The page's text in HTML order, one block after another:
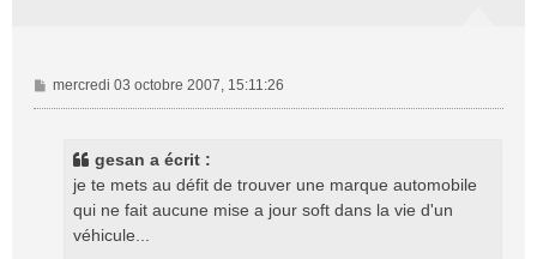
M
e
mercredi 03 octobre 2007, 15:11:26
gesan a écrit :
je te mets au défit de trouver une marque automobile
qui ne fait aucune mise a jour soft dans la vie d'un
véhicule...